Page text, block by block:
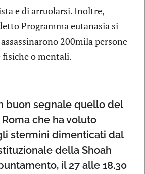
e di arruolarsi. Inoltre,
Programma eutanasia si
200mila persone
o mentali.
buon segnale quello del
che ha voluto
stermini dimenticati dal
della Shoah
il 27 alle 18.30